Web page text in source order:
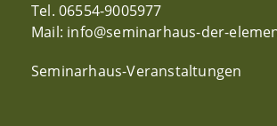
Tel. 06554-9005977
Mail: info@seminarhaus-der-
Seminarhaus-Veranstaltungen